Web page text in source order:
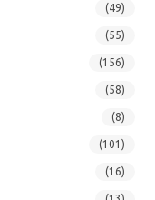
(49)
(55)
(156)
(58)
(8)
(101)
(16)